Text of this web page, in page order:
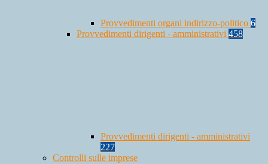
Provvedimenti organi indirizzo-politico 6
Provvedimenti dirigenti - amministrativi 458
Provvedimenti dirigenti - amministrativi
227
Controlli sulle imprese